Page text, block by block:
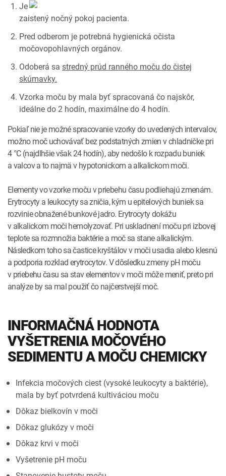
Je
zaistený nočný pokoj pacienta.
Pred odberom je potrebná hygienická očista
močovopohlavných orgánov.
Odoberá sa stredný prúd ranného moču do čistej
skúmavky.
Vzorka moču by mala byť spracovaná čo najskôr,
ideálne do 2 hodín, maximálne do 4 hodín.
Pokiaľ nie je možné spracovanie vzorky do uvedených intervalov,
možno moč uchovávať bez podstatných zmien v chladničke pri
4 °C (najdlhšie však 24 hodín), aby nedošlo k rozpadu buniek
a valcov a to najmä v hypotonickom a alkalickom moči.
Elementy vo vzorke moču v priebehu času podliehajú zmenám.
Erytrocyty a leukocyty sa zničia, kým u epitelových buniek sa
rozvinie obnažené bunkové jadro. Erytrocyty dokážu
v alkalickom moči hemolyzovať. Pri uskladnení moču pri izbovej
teplote sa rozmnožia baktérie a moč sa stane alkalickým.
Následkom toho sa častice kryštálov v moči usadia alebo klesnú
a podporia rozklad erytrocytov. V dôsledku zmeny pH moču
v priebehu času sa stav elementov v moči môže meniť, preto pri
analýze by sa mal použiť čo najčerstvejší moč.
INFORMAČNÁ HODNOTA
VYŠETRENIA MOČOVÉHO
SEDIMENTU A MOČU CHEMICKY
Infekcia močových ciest (vysoké leukocyty a baktérie),
mala by byť potvrdená kultiváciou moču
Dôkaz bielkovín v moči
Dôkaz glukózy v moči
Dôkaz krvi v moči
Vyšetrenie pH moču